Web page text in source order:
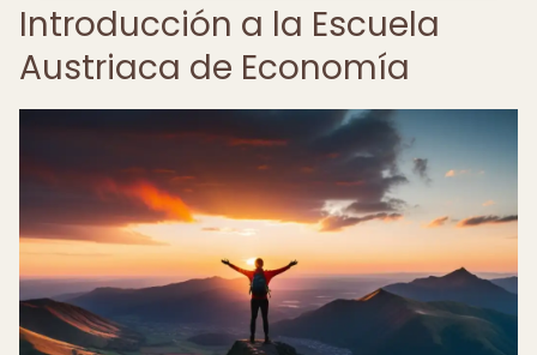
Introducción a la Escuela
Austriaca de Economía